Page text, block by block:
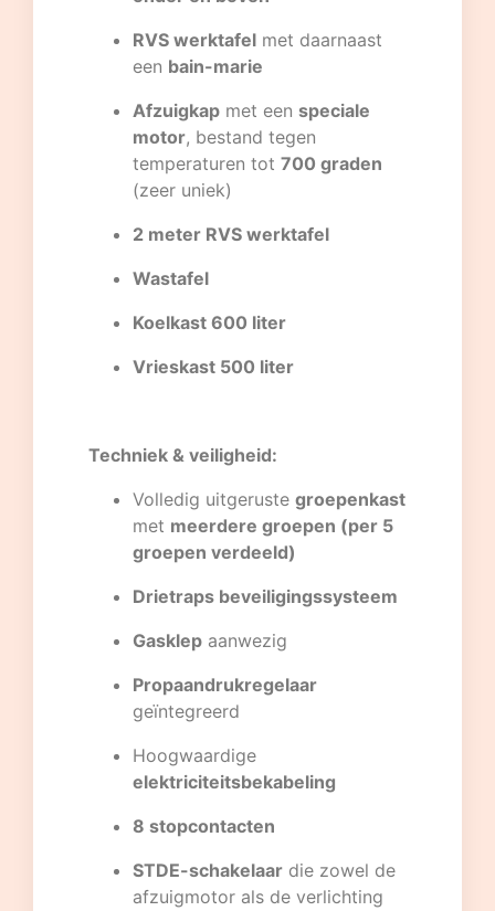
RVS werktafel met daarnaast
een bain-marie
Afzuigkap met een speciale
motor, bestand tegen
temperaturen tot 700 graden
(zeer uniek)
2 meter RVS werktafel
Wastafel
Koelkast 600 liter
Vrieskast 500 liter
Techniek & veiligheid:
Volledig uitgeruste groepenkast
met meerdere groepen (per 5
groepen verdeeld)
Drietraps beveiligingssysteem
Gasklep aanwezig
Propaandrukregelaar
geïntegreerd
Hoogwaardige
elektriciteitsbekabeling
8 stopcontacten
STDE-schakelaar die zowel de
afzuigmotor als de verlichting